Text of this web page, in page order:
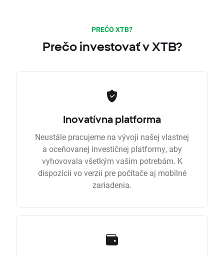
PREČO XTB?
Prečo investovať v XTB?
Inovatívna platforma
Neustále pracujeme na vývoji našej vlastnej
a oceňovanej investičnej platformy, aby
vyhovovala všetkým vašim potrebám. K
dispozícii vo verzii pre počítače aj mobilné
zariadenia.